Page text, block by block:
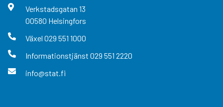
Verkstadsgatan 13
00580 Helsingfors
Växel 029 551 1000
Informationstjänst 029 551 2220
info@stat.fi